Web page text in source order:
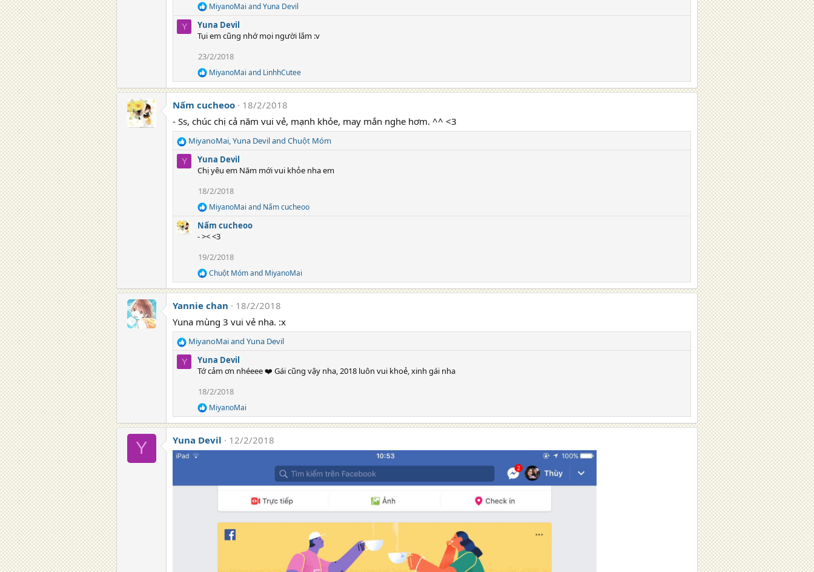
n
s
R
e
a
c
i
o
n
s
MiyanoMai andYuna Devil
Y
Yuna Devil
Tụi em cũng nhớ mọi người lắm :v
23/2/2018
R
e
a
c
i
o
n
s
MiyanoMai and LinhhCutee
Nấm cucheoo
18/2/2018
- Ss, chúc chị cả năm vui vẻ, mạnh khỏe, may mắn nghe hơm. ^^ <3
R
e
a
n
s
MiyanoMai,Yuna Deviland Chuột Móm
Y
Yuna Devil
Chị yêu em Năm mới vui khỏe nha em
18/2/2018
R
e
a
c
o
n
s
MiyanoMai and Nấm cucheoo
Nấm cucheoo
- >< <3
19/2/2018
R
e
a
c
i
o
n
s
Chuột Mómand MiyanoMai
Yannie chan
18/2/2018
Yuna mùng 3 vui vẻ nha. :x
R
e
a
n
:
MiyanoMaiand Yuna Devil
Y
Yuna Devil
Tớ cảm ơn nhéeee ❤️ Gái cũng vậy nha, 2018 luôn vui khoẻ, xinh gái nha
18/2/2018
R
e
a
c
t
i
s
MiyanoMai
Y Yuna Devil 12/2/2018